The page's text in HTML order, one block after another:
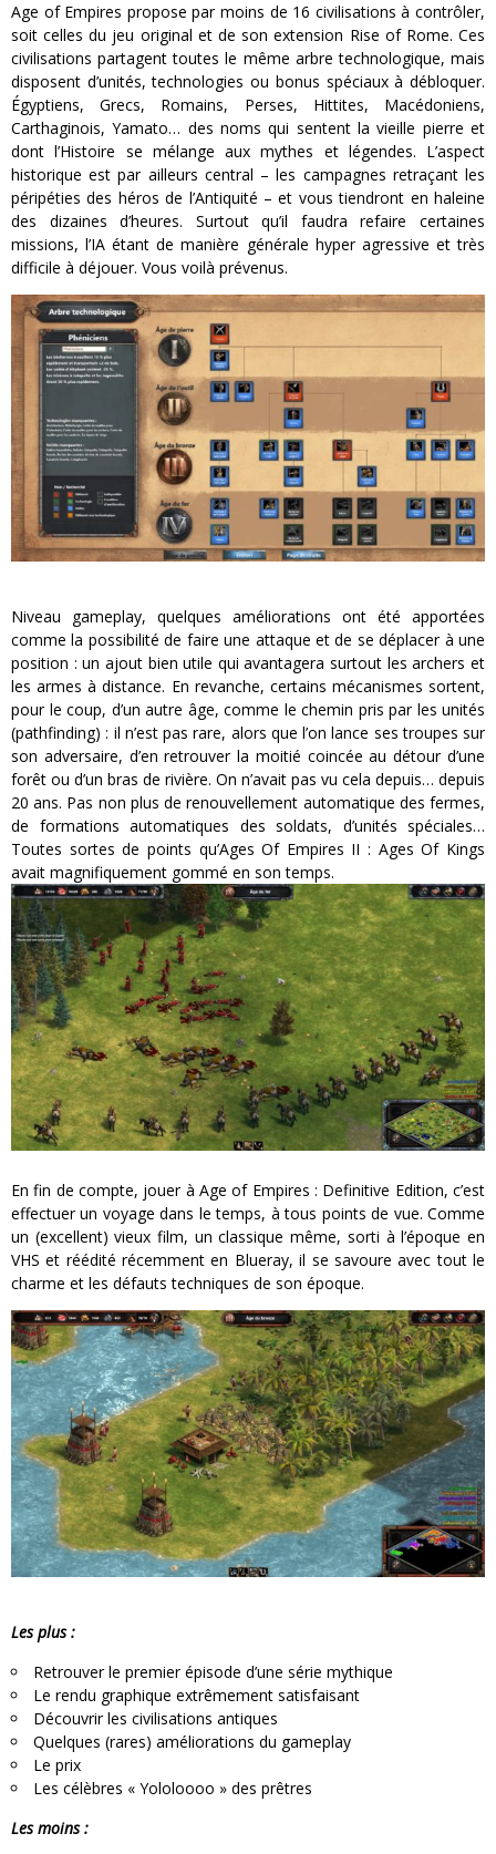
Age of Empires propose par moins de 16 civilisations à contrôler,
soit celles du jeu original et de son extension Rise of Rome. Ces
civilisations partagent toutes le même arbre technologique, mais
disposent d’unités, technologies ou bonus spéciaux à débloquer.
Égyptiens, Grecs, Romains, Perses, Hittites, Macédoniens,
Carthaginois, Yamato… des noms qui sentent la vieille pierre et
dont l’Histoire se mélange aux mythes et légendes. L’aspect
historique est par ailleurs central – les campagnes retraçant les
péripéties des héros de l’Antiquité – et vous tiendront en haleine
des dizaines d’heures. Surtout qu’il faudra refaire certaines
missions, l’IA étant de manière générale hyper agressive et très
difficile à déjouer. Vous voilà prévenus.
Niveau gameplay, quelques améliorations ont été apportées
comme la possibilité de faire une attaque et de se déplacer à une
position : un ajout bien utile qui avantagera surtout les archers et
les armes à distance. En revanche, certains mécanismes sortent,
pour le coup, d’un autre âge, comme le chemin pris par les unités
(pathfinding) : il n’est pas rare, alors que l’on lance ses troupes sur
son adversaire, d’en retrouver la moitié coincée au détour d’une
forêt ou d’un bras de rivière. On n’avait pas vu cela depuis… depuis
20 ans. Pas non plus de renouvellement automatique des fermes,
de formations automatiques des soldats, d’unités spéciales…
Toutes sortes de points qu’Ages Of Empires II : Ages Of Kings
avait magnifiquement gommé en son temps.
En fin de compte, jouer à Age of Empires : Definitive Edition, c’est
effectuer un voyage dans le temps, à tous points de vue. Comme
un (excellent) vieux film, un classique même, sorti à l’époque en
VHS et réédité récemment en Blueray, il se savoure avec tout le
charme et les défauts techniques de son époque.
Les plus :
Retrouver le premier épisode d’une série mythique
Le rendu graphique extrêmement satisfaisant
Découvrir les civilisations antiques
Quelques (rares) améliorations du gameplay
Le prix
Les célèbres « Yololoooo » des prêtres
Les moins :